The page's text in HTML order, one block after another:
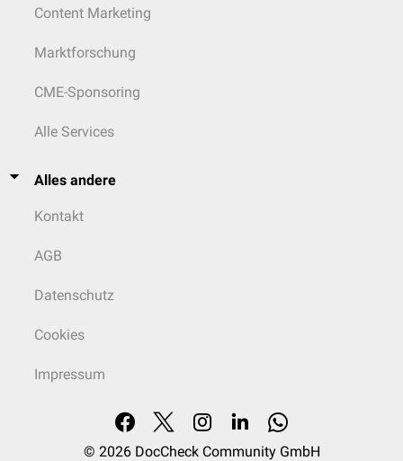
Content Marketing
Marktforschung
CME-Sponsoring
Alle Services
Alles andere
Kontakt
AGB
Datenschutz
Cookies
Impressum
© 2026 DocCheck Community GmbH